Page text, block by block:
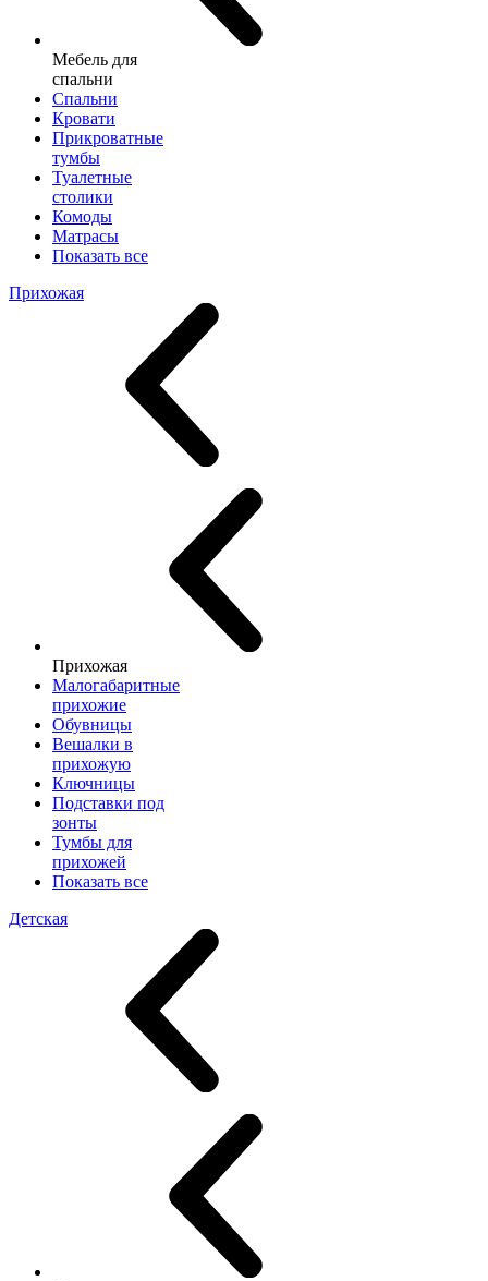
Мебель для
спальни
Спальни
Кровати
Прикроватные
тумбы
Туалетные
столики
Комоды
Матрасы
Показать все
Прихожая
Прихожая
Малогабаритные
прихожие
Обувницы
Вешалки в
прихожую
Ключницы
Подставки под
зонты
Тумбы для
прихожей
Показать все
Детская